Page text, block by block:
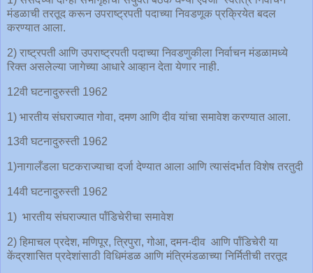
मंडळाची तरतूद करून उपराष्ट्रपती पदाच्या निवडणूक प्रक्रियेत बदल
करण्यात आला.
2) राष्ट्रपती आणि उपराष्ट्रपती पदाच्या निवडणुकीला निर्वाचन मंडळामध्ये
रिक्त असलेल्या जागेच्या आधारे आव्हान देता येणार नाही.
12वी घटनादुरुस्ती 1962
1) भारतीय संघराज्यात गोवा, दमण आणि दीव यांचा समावेश करण्यात आला.
13वी घटनादुरुस्ती 1962
1)नागालँडला घटकराज्याचा दर्जा देण्यात आला आणि त्यासंदर्भात विशेष तरतुदी
14वी घटनादुरुस्ती 1962
1) भारतीय संघराज्यात पॉंडिचेरीचा समावेश
2) हिमाचल प्रदेश, मणिपूर, त्रिपुरा, गोआ, दमन-दीव आणि पॉंडिचेरी या
केंद्रशासित प्रदेशांसाठी विधिमंडळ आणि मंत्रिमंडळाच्या निर्मितीची तरतूद